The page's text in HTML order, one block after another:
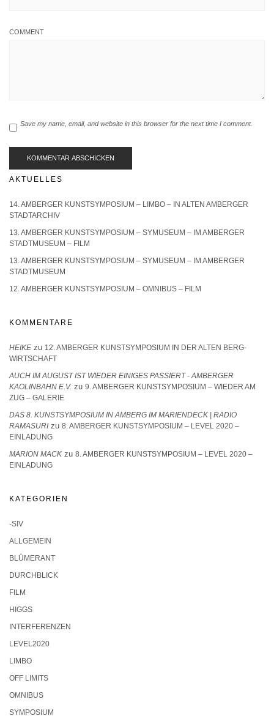
COMMENT
Save my name, email, and website in this browser for the next time I comment.
AKTUELLES
14. AMBERGER KUNSTSYMPOSIUM – LIMBO – IN ALTEN AMBERGER
STADTARCHIV
13. AMBERGER KUNSTSYMPOSIUM – SYMUSEUM – IM AMBERGER
STADTMUSEUM – FILM
13. AMBERGER KUNSTSYMPOSIUM – SYMUSEUM – IM AMBERGER
STADTMUSEUM
12. AMBERGER KUNSTSYMPOSIUM – OMNIBUS – FILM
KOMMENTARE
HEIKE zu 12. AMBERGER KUNSTSYMPOSIUM IN DER ALTEN BERG-
WIRTSCHAFT
AUCH IM AUGUST IST WIEDER EINIGES PASSIERT - AMBERGER
KAOLINBAHN E.V. zu 9. AMBERGER KUNSTSYMPOSIUM – WIEDER AM
ZUG – GALERIE
DAS 8. KUNSTSYMPOSIUM IN AMBERG IM MARIENDECK | RADIO
RAMASURI zu 8. AMBERGER KUNSTSYMPOSIUM – LEVEL 2020 –
EINLADUNG
MARION MACK zu 8. AMBERGER KUNSTSYMPOSIUM – LEVEL 2020 –
EINLADUNG
KATEGORIEN
-SIV
ALLGEMEIN
BLÜMERANT
DURCHBLICK
FILM
HIGGS
INTERFERENZEN
LEVEL2020
LIMBO
OFF LIMITS
OMNIBUS
SYMPOSIUM